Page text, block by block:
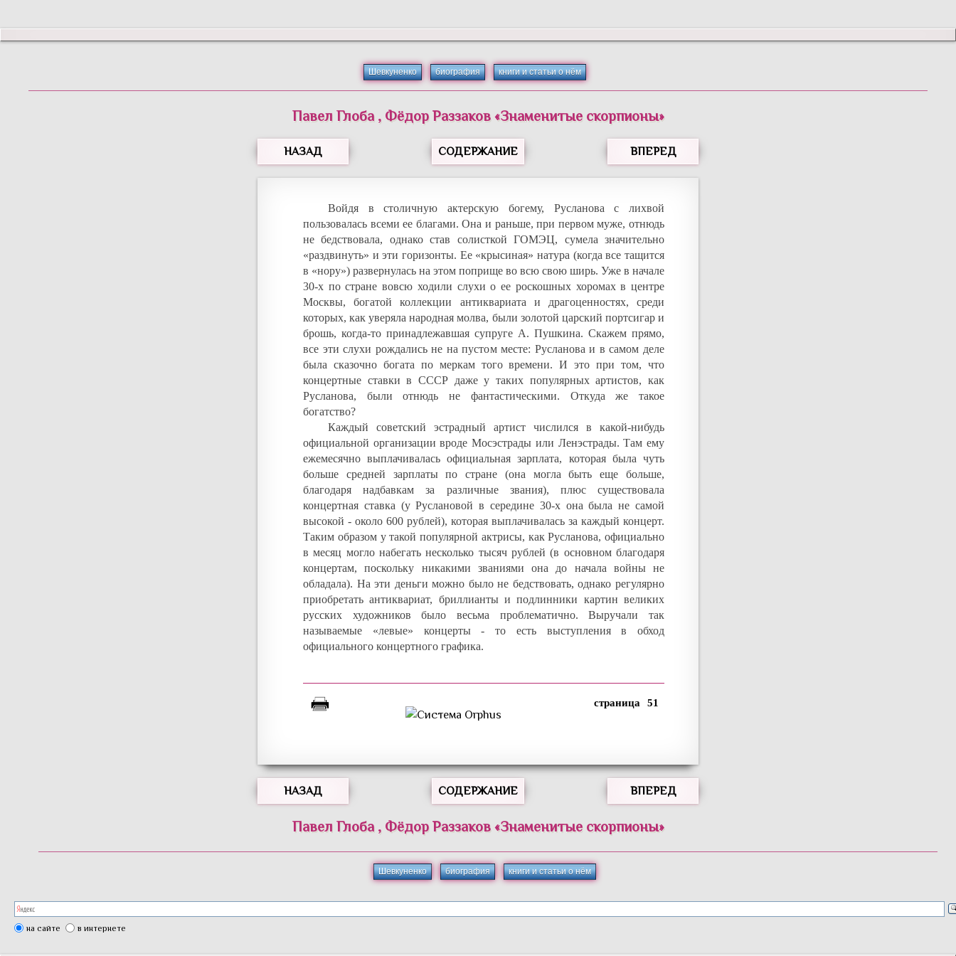
Шевкуненко биография книги и статьи о нём
Павел Глоба , Фёдор Раззаков«Знаменитые скорпионы»
НАЗАД СОДЕРЖАНИЕ ВПЕРЕД
Войдя в столичную актерскую богему, Русланова с лихвой
пользовалась всеми ее благами. Она и раньше, при первом муже, отнюдь
не бедствовала, однако став солисткой ГОМЭЦ, сумела значительно
«раздвинуть» и эти горизонты. Ее «крысиная» натура (когда все тащится
в «нору») развернулась на этом поприще во всю свою ширь. Уже в начале
30-х по стране вовсю ходили слухи о ее роскошных хоромах в центре
Москвы, богатой коллекции антиквариата и драгоценностях, среди
которых, как уверяла народная молва, были золотой царский портсигар и
брошь, когда-то принадлежавшая супруге А. Пушкина. Скажем прямо,
все эти слухи рождались не на пустом месте: Русланова и в самом деле
была сказочно богата по меркам того времени. И это при том, что
концертные ставки в СССР даже у таких популярных артистов, как
Русланова, были отнюдь не фантастическими. Откуда же такое
богатство?
Каждый советский эстрадный артист числился в какой-нибудь
официальной организации вроде Мосэстрады или Ленэстрады. Там ему
ежемесячно выплачивалась официальная зарплата, которая была чуть
больше средней зарплаты по стране (она могла быть еще больше,
благодаря надбавкам за различные звания), плюс существовала
концертная ставка (у Руслановой в середине 30-х она была не самой
высокой - около 600 рублей), которая выплачивалась за каждый концерт.
Таким образом у такой популярной актрисы, как Русланова, официально
в месяц могло набегать несколько тысяч рублей (в основном благодаря
концертам, поскольку никакими званиями она до начала войны не
обладала). На эти деньги можно было не бедствовать, однако регулярно
приобретать антиквариат, бриллианты и подлинники картин великих
русских художников было весьма проблематично. Выручали так
называемые «левые» концерты - то есть выступления в обход
официального концертного графика.
51
НАЗАД СОДЕРЖАНИЕ ВПЕРЕД
Павел Глоба , Фёдор Раззаков«Знаменитые скорпионы»
Шевкуненко биография книги и статьи о нём
на сайте в интернете